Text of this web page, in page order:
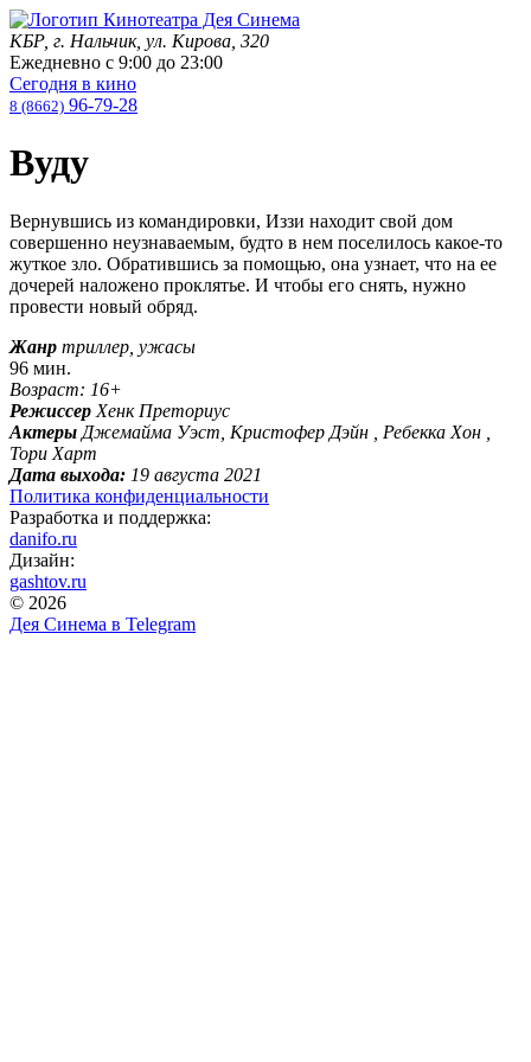
КБР, г. Нальчик, ул. Кирова, 320
Ежедневно с 9:00 до 23:00
Сегодня в кино
8 (8662) 96-79-28
Вуду
Вернувшись из командировки, Иззи находит свой дом
совершенно неузнаваемым, будто в нем поселилось какое-то
жуткое зло. Обратившись за помощью, она узнает, что на ее
дочерей наложено проклятье. И чтобы его снять, нужно
провести новый обряд.
Жанр триллер, ужасы
96 мин.
Возраст: 16+
Режиссер Хенк Преториус
Актеры Джемайма Уэст, Кристофер Дэйн , Ребекка Хон ,
Тори Харт
Дата выхода: 19 августа 2021
Политика конфиденциальности
Разработка и поддержка:
danifo.ru
Дизайн:
gashtov.ru
© 2026
Дея Синема в Telegram